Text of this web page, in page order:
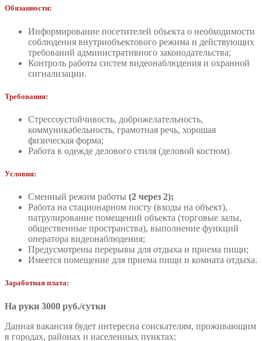
Обязанности:
Информирование посетителей объекта о необходимости
соблюдения внутриобъектового режима и действующих
требований административного законодательства;
Контроль работы систем видеонаблюдения и охранной
сигнализации.
Требования:
Стрессоустойчивость, доброжелательность,
коммуникабельность, грамотная речь, хорошая
физическая форма;
Работа в одежде делового стиля (деловой костюм).
Условия:
Сменный режим работы (2 через 2);
Работа на стационарном посту (входы на объект),
патрулирование помещений объекта (торговые залы,
общественные пространства), выполнение функций
оператора видеонаблюдения;
Предусмотрены перерывы для отдыха и приема пищи;
Имеется помещение для приема пищи и комната отдыха.
Заработная плата:
На руки 3000 руб./сутки
Данная вакансия будет интересна соискателям, проживающим
в городах, районах и населенных пунктах: